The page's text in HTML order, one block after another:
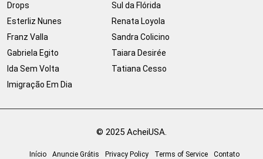
Drops
Esterliz Nunes
Franz Valla
Gabriela Egito
Ida Sem Volta
Imigração Em Dia
Sul da Flórida
Renata Loyola
Sandra Colicino
Taiara Desirée
Tatiana Cesso
© 2025 AcheiUSA.
Início Anuncie Grátis Privacy Policy Terms of Service Contato